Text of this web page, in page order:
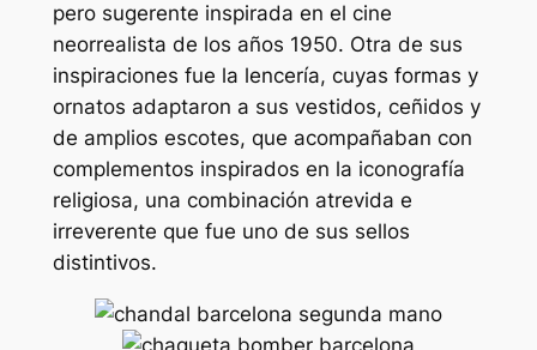
pero sugerente inspirada en el cine
neorrealista de los años 1950. Otra de sus
inspiraciones fue la lencería, cuyas formas y
ornatos adaptaron a sus vestidos, ceñidos y
de amplios escotes, que acompañaban con
complementos inspirados en la iconografía
religiosa, una combinación atrevida e
irreverente que fue uno de sus sellos
distintivos.